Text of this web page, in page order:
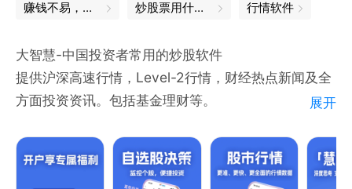
赚钱不易，理财更要用心 炒股票用什么软件 行情软件
大智慧-中国投资者常用的炒股软件
提供沪深高速行情，Level-2行情，财经热点新闻及全
方面投资资讯。包括基金理财等。
----爱上“大智慧炒股软件”的理由----
亮点功能：
展开